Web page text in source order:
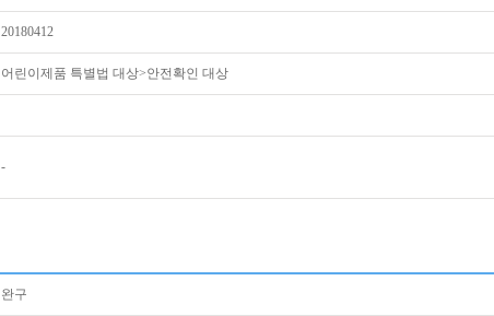
20180412
어린이제품 특별법 대상>안전확인 대상
-
완구